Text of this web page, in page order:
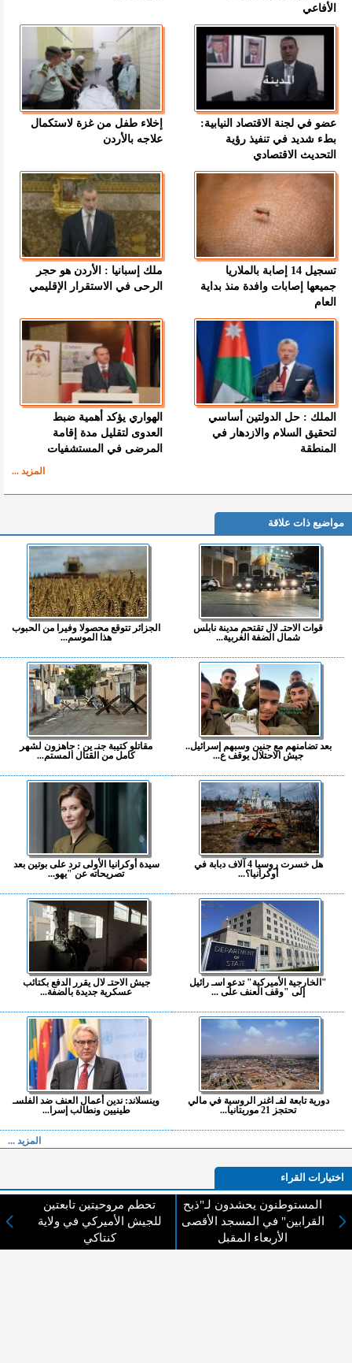
الأفاعي
عضو في لجنة الاقتصاد النيابية:
بطء شديد في تنفيذ رؤية
التحديث الاقتصادي
إخلاء طفل من غزة لاستكمال
علاجه بالأردن
تسجيل 14 إصابة بالملاريا
جميعها إصابات وافدة منذ بداية
العام
ملك إسبانيا : الأردن هو حجر
الرحى في الاستقرار الإقليمي
الملك : حل الدولتين أساسي
لتحقيق السلام والازدهار في
المنطقة
الهواري يؤكد أهمية ضبط
العدوى لتقليل مدة إقامة
المرضى في المستشفيات
المزيد ...
مواضيع ذات علاقة
قوات الاحتـ لال تقتحم مدينة نابلس
شمال الضفة الغربية...
الجزائر تتوقع محصولا وفيرا من الحبوب
هذا الموسم...
بعد تضامنهم مع جنين وسبهم إسرائيل..
جيش الاحتلال يوقف ع...
مقاتلو كتيبة جنـ ين : جاهزون لشهر
كامل من القتال المستم...
هل خسرت روسيا 4 آلاف دبابة في
أوكرانيا؟...
سيدة أوكرانيا الأولى ترد على بوتين بعد
تصريحاته عن "يهو...
"الخارجية الأميركية" تدعو اسـ رائيل
إلى "وقف العنف على ...
جيش الاحتـ لال يقرر الدفع بكتائب
عسكرية جديدة بالضفة...
دورية تابعة لفـ اغنر الروسية في مالي
تحتجز 21 موريتانيا...
وينسلاند: ندين أعمال العنف ضد الفلسـ
طينيين ونطالب إسرا...
المزيد ...
اختيارات القراء
لا يوجد مقالات
المستوطنون يحشدون لـ"ذبح
القرابين" في المسجد الأقصى
الأربعاء المقبل
تحطم مروحيتين تابعتين
للجيش الأميركي في ولاية
كنتاكي